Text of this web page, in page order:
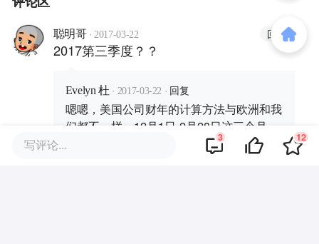
聪明哥 · 2017-03-22 回复
2017第三季度？？
Evelyn 杜 · 2017-03-22 · 回复
嗯嗯，美国公司财年的计算方法与欧洲和我
们都不一样。12月1日-2月28日这三个月，
写评论... 3 12